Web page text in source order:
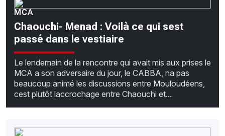
MCA
Chaouchi- Menad : Voilà ce qui sest
passé dans le vestiaire
Le lendemain de la rencontre qui avait mis aux prises le
MCA a son adversaire du jour, le CABBA, na pas
beaucoup animé les discussions entre Mouloudéens,
cest plutôt laccrochage entre Chaouchi et...